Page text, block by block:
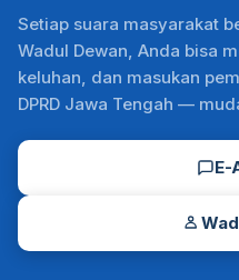
Setiap suara masyarakat
Wadul Dewan, Anda bisa
keluhan, dan masukan
DPRD Jawa Tengah —
E-